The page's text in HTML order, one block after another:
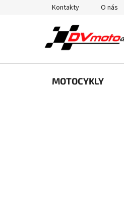
Kontakty O nás
MOTOCYKLY